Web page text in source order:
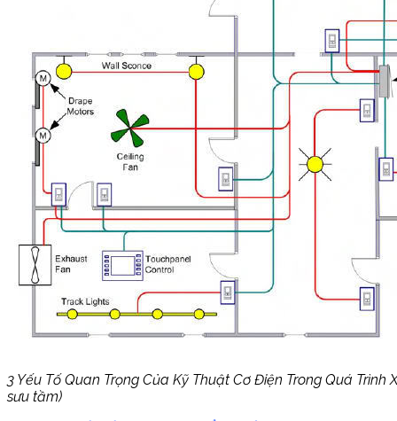
3 Yếu Tố Quan Trọng Của Kỹ Thuật Cơ Điện Trong Quá Trình
sưu tầm)